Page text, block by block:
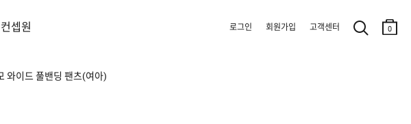
컨셉원 로그인 회원가입 고객센터 0
와이드 풀밴딩 팬츠(여아)